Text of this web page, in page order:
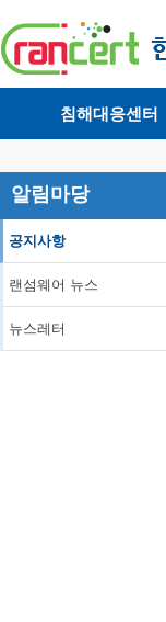
침해대응센터
· 침해피해신고
· 개인정보취급방침
알림마당
공지사항
랜섬웨어 뉴스
뉴스레터